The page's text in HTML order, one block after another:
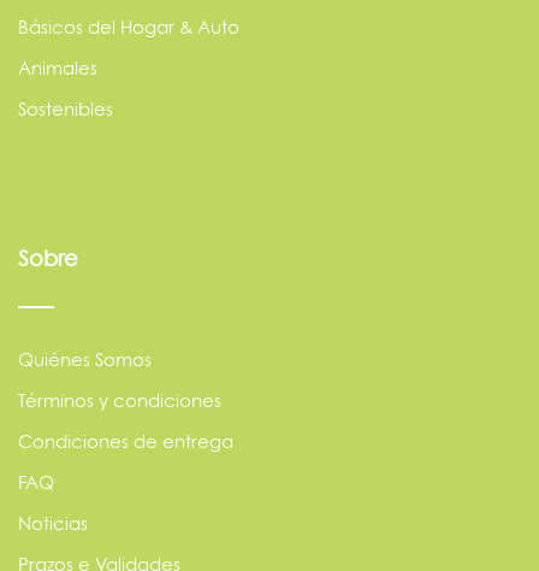
Básicos del Hogar & Auto
Animales
Sostenibles
Sobre
Quiénes Somos
Términos y condiciones
Condiciones de entrega
FAQ
Noticias
Prazos e Validades